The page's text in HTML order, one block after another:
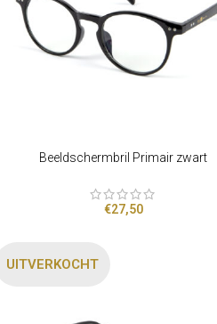
OPTIES SELECTEREN
Beeldschermbril Primair zwart
€27,50
UITVERKOCHT